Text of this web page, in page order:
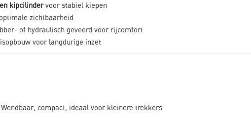
kipcilindervoor stabiel kiepen
zichtbaarheid
of hydraulisch geveerd voor rijcomfort
voor langdurige inzet
Wendbaar, compact, ideaal voor kleinere trekkers